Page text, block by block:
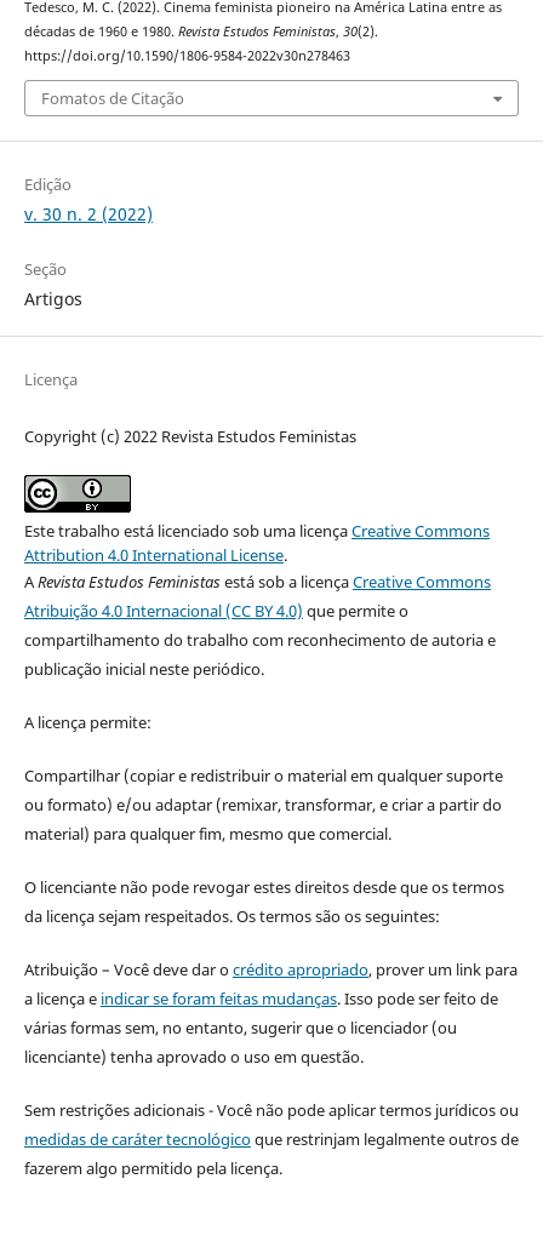
Tedesco, M. C. (2022). Cinema feminista pioneiro na América Latina entre as
décadas de 1960 e 1980. Revista Estudos Feministas, 30(2).
https://doi.org/10.1590/1806-9584-2022v30n278463
Fomatos de Citação
Edição
v. 30 n. 2 (2022)
Seção
Artigos
Licença
Copyright (c) 2022 Revista Estudos Feministas
Este trabalho está licenciado sob uma licençaCreative Commons
Attribution 4.0 International License.
ARevista Estudos Feministasestá sob a licençaCreative Commons
Atribuição 4.0 Internacional (CC BY 4.0) que permite o
compartilhamento do trabalho com reconhecimento de autoria e
publicação inicial neste periódico.
A licença permite:
Compartilhar (copiar e redistribuir o material em qualquer suporte
ou formato) e/ou adaptar (remixar, transformar, e criar a partir do
material) para qualquer fim, mesmo que comercial.
O licenciante não pode revogar estes direitos desde que os termos
da licença sejam respeitados. Os termos são os seguintes:
Atribuição – Você deve dar ocrédito apropriado, prover um link para
a licença e indicar se foram feitas mudanças. Isso pode ser feito de
várias formas sem, no entanto, sugerir que o licenciador (ou
licenciante) tenha aprovado o uso em questão.
Sem restrições adicionais - Você não pode aplicar termos jurídicos ou
medidas de caráter tecnológicoque restrinjam legalmente outros de
fazerem algo permitido pela licença.